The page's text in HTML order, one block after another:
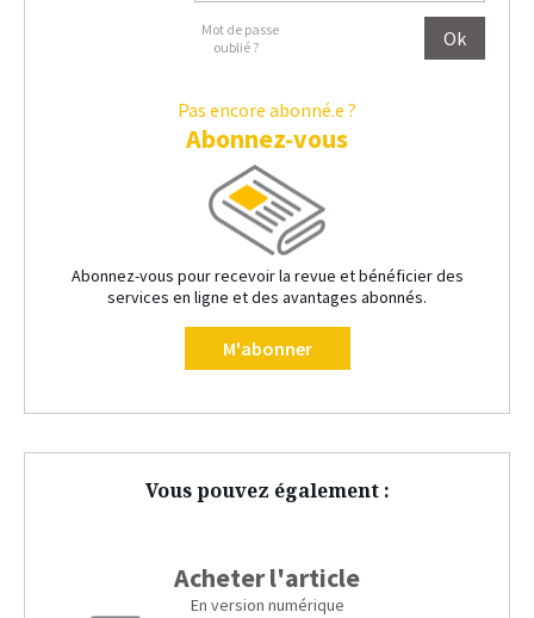
Mot de passe
oublié ?
Pas encore abonné.e ?
Abonnez-vous
Abonnez-vous pour recevoir la revue et bénéficier des
services en ligne et des avantages abonnés.
M'abonner
Vous pouvez également :
Acheter l'article
En version numérique